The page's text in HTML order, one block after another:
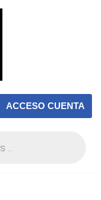
ACCESO CUENTA